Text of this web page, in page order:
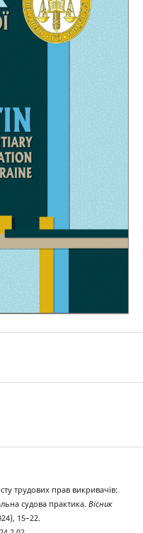
трудових прав викривачів:
судова практика. Вісник
15–22.